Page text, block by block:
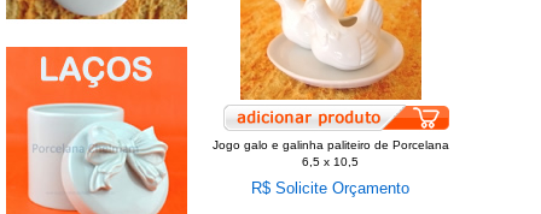
Jogo galo e galinha paliteiro de Porcelana
6,5 x 10,5
R$ Solicite Orçamento